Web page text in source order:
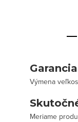
Výmena
Meriame